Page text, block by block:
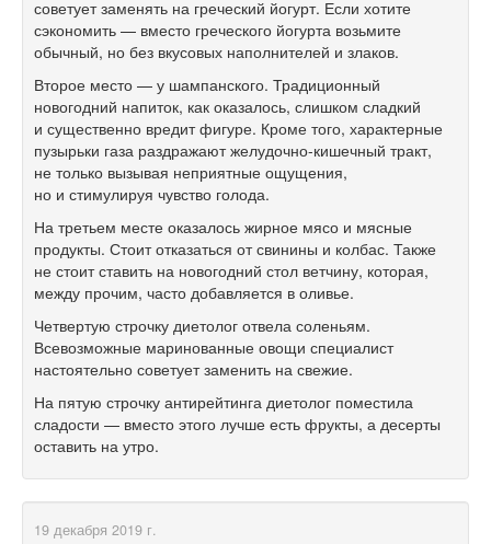
советует заменять на греческий йогурт. Если хотите
сэкономить — вместо греческого йогурта возьмите
обычный, но без вкусовых наполнителей и злаков.
Второе место — у шампанского. Традиционный
новогодний напиток, как оказалось, слишком сладкий
и существенно вредит фигуре. Кроме того, характерные
пузырьки газа раздражают желудочно-кишечный тракт,
не только вызывая неприятные ощущения,
но и стимулируя чувство голода.
На третьем месте оказалось жирное мясо и мясные
продукты. Стоит отказаться от свинины и колбас. Также
не стоит ставить на новогодний стол ветчину, которая,
между прочим, часто добавляется в оливье.
Четвертую строчку диетолог отвела соленьям.
Всевозможные маринованные овощи специалист
настоятельно советует заменить на свежие.
На пятую строчку антирейтинга диетолог поместила
сладости — вместо этого лучше есть фрукты, а десерты
оставить на утро.
19 декабря 2019 г.